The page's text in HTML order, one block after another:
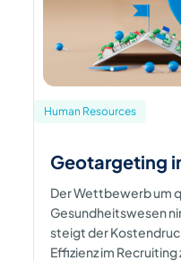
Human Resources
Geotargeting
Der Wettbewerb um
Gesundheitswesen
steigt der
Effizienz im